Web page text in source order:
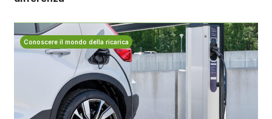
Conoscere il mondo della ricarica